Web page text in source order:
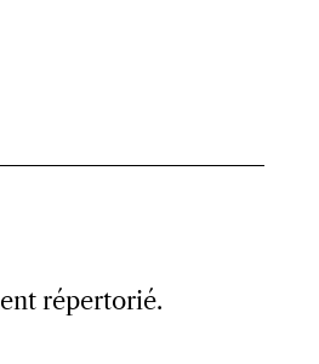
répertorié.